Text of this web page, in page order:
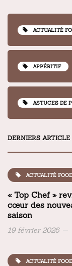
ACTUALITÉ
APPÉRITIF
ASTUCES DE
DERNIERS ARTICLE
ACTUALITÉ FOOD
« Top Chef »
cœur des
saison
19 février 2026
ACTUALITÉ FOOD